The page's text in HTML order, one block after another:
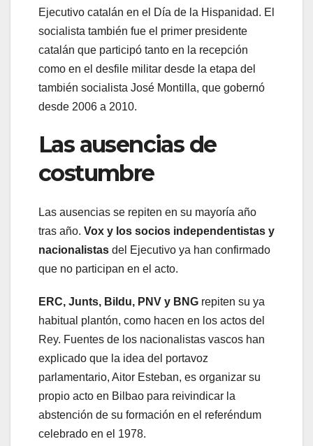
Ejecutivo catalán en el Día de la Hispanidad. El
socialista también fue el primer presidente
catalán que participó tanto en la recepción
como en el desfile militar desde la etapa del
también socialista José Montilla, que gobernó
desde 2006 a 2010.
Las ausencias de
costumbre
Las ausencias se repiten en su mayoría año
tras año. Vox y los socios independentistas y
nacionalistas del Ejecutivo ya han confirmado
que no participan en el acto.
ERC, Junts, Bildu, PNV y BNG repiten su ya
habitual plantón, como hacen en los actos del
Rey. Fuentes de los nacionalistas vascos han
explicado que la idea del portavoz
parlamentario, Aitor Esteban, es organizar su
propio acto en Bilbao para reivindicar la
abstención de su formación en el referéndum
celebrado en el 1978.